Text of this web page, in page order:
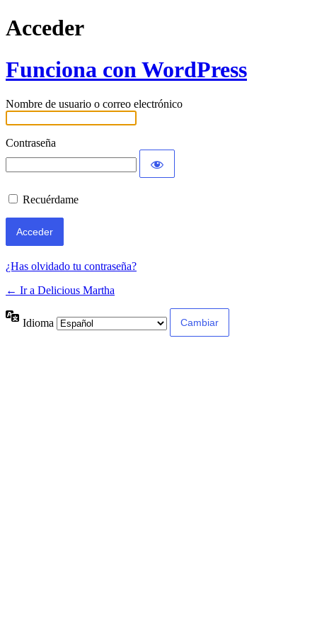
Acceder
Funciona con WordPress
Nombre de usuario o correo electrónico
Contraseña
Recuérdame
¿Has olvidado tu contraseña?
← Ir a Delicious Martha
Idioma